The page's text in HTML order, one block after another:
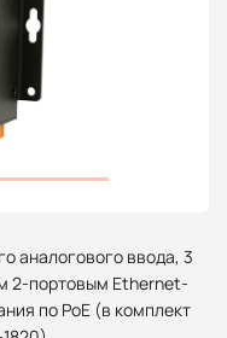
аналогового ввода, 3
2-портовым Ethernet-
по PoE (в комплект